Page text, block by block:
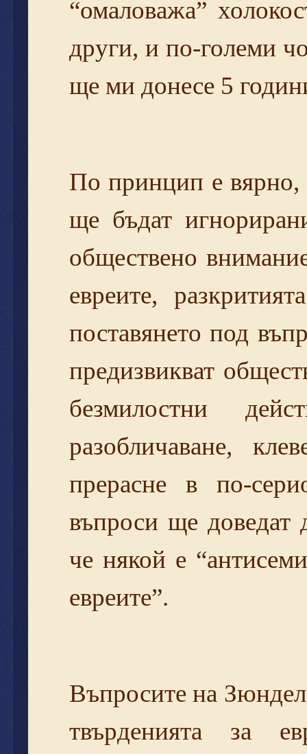
“омаловажа”
други, и по-големи
ще ми донесе 5
По принцип е вярно,
ще бъдат
обществено
евреите,
поставянето под
предизвикват
безмилостни
разобличаване,
прерасне в по-
въпроси ще
че някой е
евреите”.
Въпросите на Зюндел
твърденията за